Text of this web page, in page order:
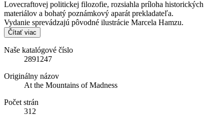
Lovecraftovej politickej filozofie, rozsiahla príloha historických
materiálov a bohatý poznámkový aparát prekladateľa.
Vydanie sprevádzajú pôvodné ilustrácie Marcela Hamzu.
Čítať viac
Naše katalógové číslo
2891247
Originálny názov
At the Mountains of Madness
Počet strán
312